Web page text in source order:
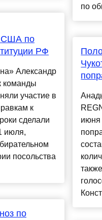
США по
РФ
Александр
команды
участие в
к
сделали
июля,
посольства
по
по
июня